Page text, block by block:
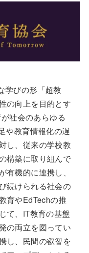
学びの形「超教
の向上を目的とす
社会のあらゆる
や教育情報化の遅
し、従来の学校教
構築に取り組んで
有機的に連携し、
続けられる社会の
育やEdTechの推
て、IT教育の基盤
の両立を図ってい
し、民間の叡智を